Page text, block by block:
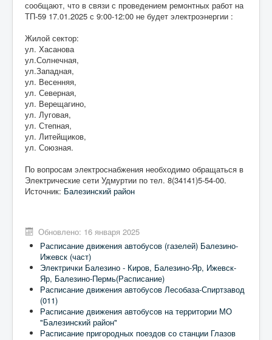
сообщают, что в связи с проведением ремонтных работ на
ТП-59 17.01.2025 с 9:00-12:00 не будет электроэнергии :
Жилой сектор:
ул. Хасанова
ул.Солнечная,
ул.Западная,
ул. Весенняя,
ул. Северная,
ул. Верещагино,
ул. Луговая,
ул. Степная,
ул. Литейщиков,
ул. Союзная.
По вопросам электроснабжения необходимо обращаться в
Электрические сети Удмуртии по тел. 8(34141)5-54-00.
Источник: Балезинский район
Обновлено: 16 января 2025
Расписание движения автобусов (газелей) Балезино-
Ижевск (част)
Электрички Балезино - Киров, Балезино-Яр, Ижевск-
Яр, Балезино-Пермь(Расписание)
Расписание движения автобусов Лесобаза-Спиртзавод
(011)
Расписание движения автобусов на территории МО
"Балезинский район"
Расписание пригородных поездов со станции Глазов